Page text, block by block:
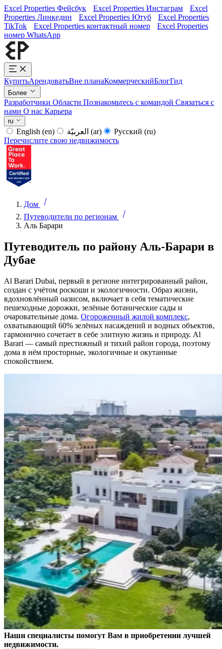
Excel Properties Фейсбук Excel Properties Инстаграм
Excel
Properties Линкедин
Excel Properties Ютуб
Excel Properties
TikTok
Excel Properties контактный номер
Excel Properties
номер WhatsApp
КупитьАрендоватьВне планаКоммерческийБлогГид
Более
Разработчики Области Познакомьтесь с командой Связаться с
нами О нас Карьера
ru
English (en) (ar) Русский (ru)
Перечислите свою недвижимость
Дом
Путеводители по регионам
Аль Барари
Путеводитель по району Аль-Барари в
Дубае
Al Barari Dubai, первый в регионе интегрированный район,
создан с учётом роскоши и экологичности. Образ жизни,
вдохновлённый оазисом, включает в себя тематические
пешеходные дорожки, зелёные ботанические сады и
очаровательные дома. Огороженный жилой комплекс,
охватывающий 60% зелёных насаждений и водных объектов,
гармонично сочетает в себе элитную жизнь и природу. Al
Barari — самый престижный и тихий район города, поэтому
дома в нём просторные, экологичные и окутанные
спокойствием.
Наши специалисты помогут Вам в приобретении лучшей
недвижимости.